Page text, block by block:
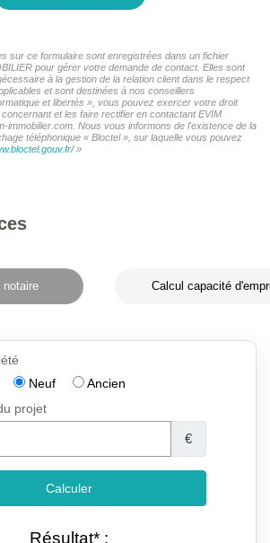
sur ce formulaire sont enregistrées dans un fichier
pour gérer votre demande de contact. Elles sont
à la gestion de la relation client dans le respect
et sont destinées à nos conseillers
et libertés », vous pouvez exercer votre droit
et les faire rectifier en contactant EVIM
immobilier.com. Nous vous informons de l'existence de la
téléphonique « Bloctel », sur laquelle vous pouvez
»
notaire Calcul capacité